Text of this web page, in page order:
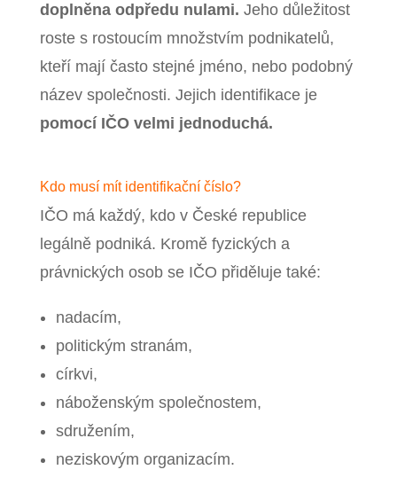
doplněna odpředu nulami. Jeho důležitost
roste s rostoucím množstvím podnikatelů,
kteří mají často stejné jméno, nebo podobný
název společnosti. Jejich identifikace je
pomocí IČO velmi jednoduchá.
Kdo musí mít identifikační číslo?
IČO má každý, kdo v České republice
legálně podniká. Kromě fyzických a
právnických osob se IČO přiděluje také:
nadacím,
politickým stranám,
církvi,
náboženským společnostem,
sdružením,
neziskovým organizacím.